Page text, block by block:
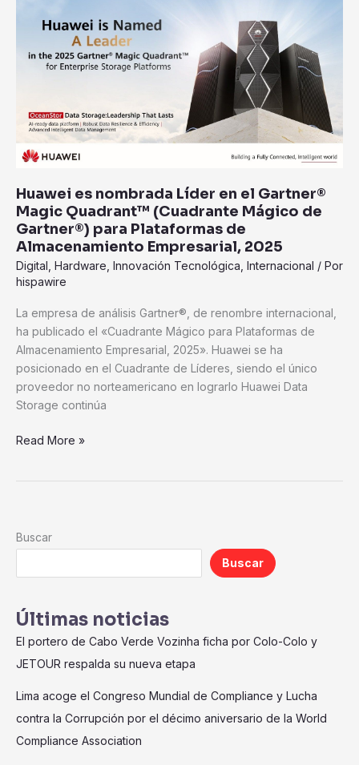
Huawei es nombrada Líder en el Gartner®
Magic Quadrant™ (Cuadrante Mágico de
Gartner®) para Plataformas de
Almacenamiento Empresarial, 2025
Digital , Hardware, Innovación Tecnológica, Internacional / Por
hispawire
La empresa de análisis Gartner®, de renombre internacional,
ha publicado el «Cuadrante Mágico para Plataformas de
Almacenamiento Empresarial, 2025». Huawei se ha
posicionado en el Cuadrante de Líderes, siendo el único
proveedor no norteamericano en lograrlo Huawei Data
Storage continúa
nombrada
Magic
(Cuadrante
de
Gartner®)
para
Plataformas
de
Almacenamiento
Empresarial,
2025
Read More »
Buscar
Buscar
Últimas noticias
El portero de Cabo Verde Vozinha ficha por Colo-Colo y
JETOUR respalda su nueva etapa
Lima acoge el Congreso Mundial de Compliance y Lucha
contra la Corrupción por el décimo aniversario de la World
Compliance Association